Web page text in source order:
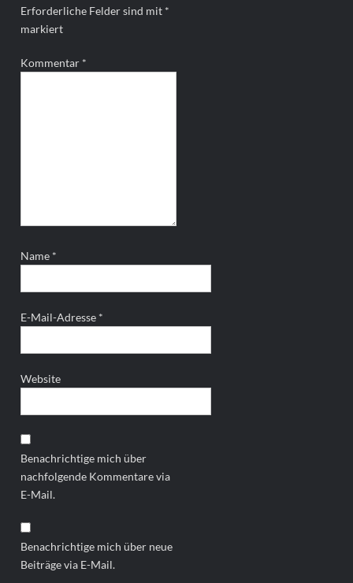
Erforderliche Felder sind mit *
markiert
Kommentar *
Name *
E-Mail-Adresse *
Website
Benachrichtige mich über
nachfolgende Kommentare via
E-Mail.
Benachrichtige mich über neue
Beiträge via E-Mail.